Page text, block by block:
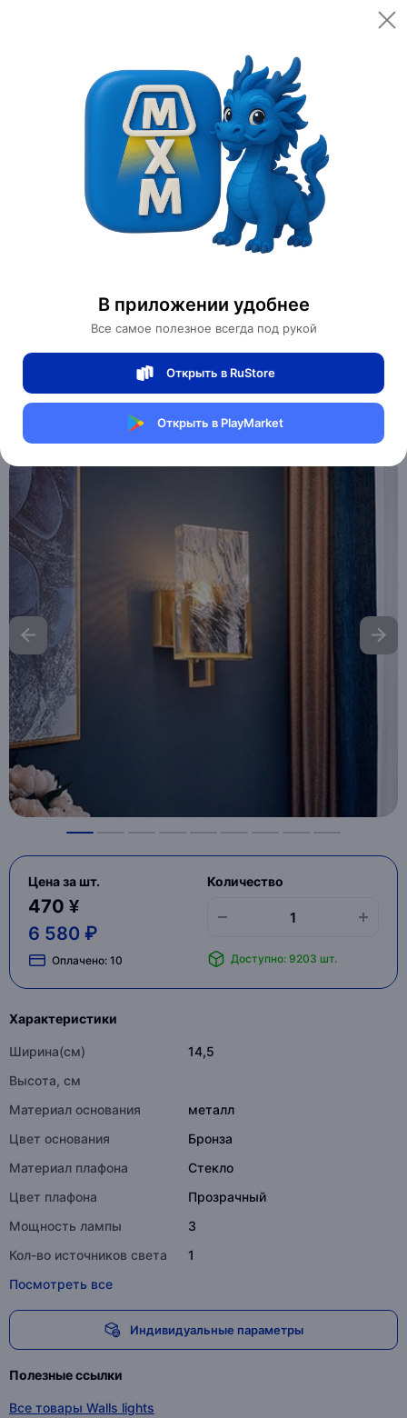
В приложении удобнее
Все самое полезное всегда под рукой
Открыть в RuStore
Открыть в PlayMarket
Открыть
Категории
Бра
Настенный светильник (Бра) EQUARIUM, 20 см, LED
20 см, LED
Магазин Walls lights
MAI-HE-MAI_EQUARIUM
Цена за шт.
470 ¥
6 580 ₽
Оплачено: 10
Количество
Доступно: 9203 шт.
Характеристики
Ширина(см)
14,5
Высота, см
Материал основания
металл
Цвет основания
Бронза
Материал плафона
Стекло
Цвет плафона
Прозрачный
Мощность лампы
3
Кол-во источников света
1
Посмотреть все
Индивидуальные параметры
Полезные ссылки
Все товары Walls lights